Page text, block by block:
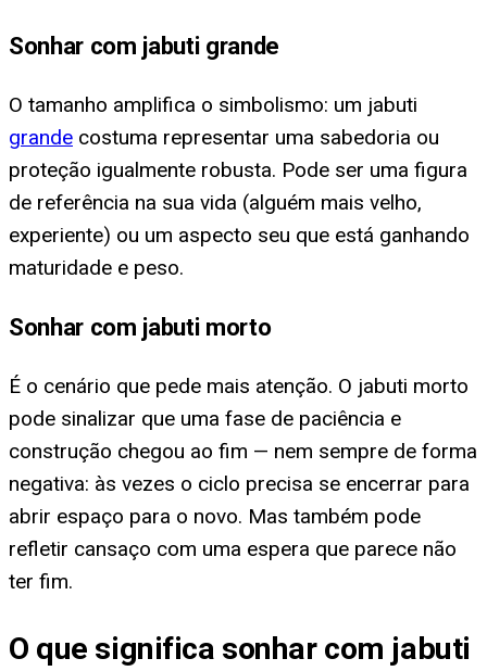
Sonhar com jabuti grande
O tamanho amplifica o simbolismo: um jabuti
grande costuma representar uma sabedoria ou
proteção igualmente robusta. Pode ser uma figura
de referência na sua vida (alguém mais velho,
experiente) ou um aspecto seu que está ganhando
maturidade e peso.
Sonhar com jabuti morto
É o cenário que pede mais atenção. O jabuti morto
pode sinalizar que uma fase de paciência e
construção chegou ao fim — nem sempre de forma
negativa: às vezes o ciclo precisa se encerrar para
abrir espaço para o novo. Mas também pode
refletir cansaço com uma espera que parece não
ter fim.
O que significa sonhar com jabuti